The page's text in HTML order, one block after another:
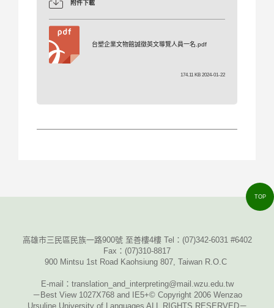
附件下載
台塑企業文物館誠徵英文導覽人員一名.pdf
174.11 KB 2024-01-22
高雄市三民區民族一路900號 至善樓4樓 Tel： (07)342-6031 #6402
Fax ： (07)310-8817
900 Mintsu 1st Road Kaohsiung 807, Taiwan R.O.C
E-mail ：translation_and_interpreting@mail.wzu.edu.tw
－Best View 1027X768 and IE5+© Copyright 2006 Wenzao
Ursuline University of Languages ALL RIGHTS RESERVED－
TOP